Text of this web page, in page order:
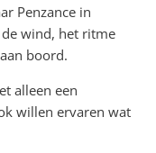
Penzance in
wind, het ritme
boord.
alleen een
willen ervaren wat